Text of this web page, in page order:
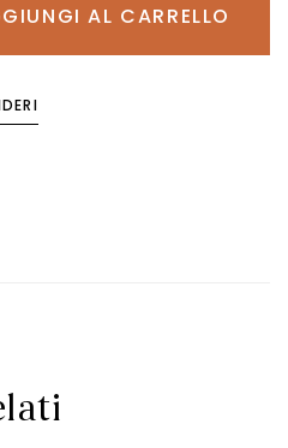
AL CARRELLO